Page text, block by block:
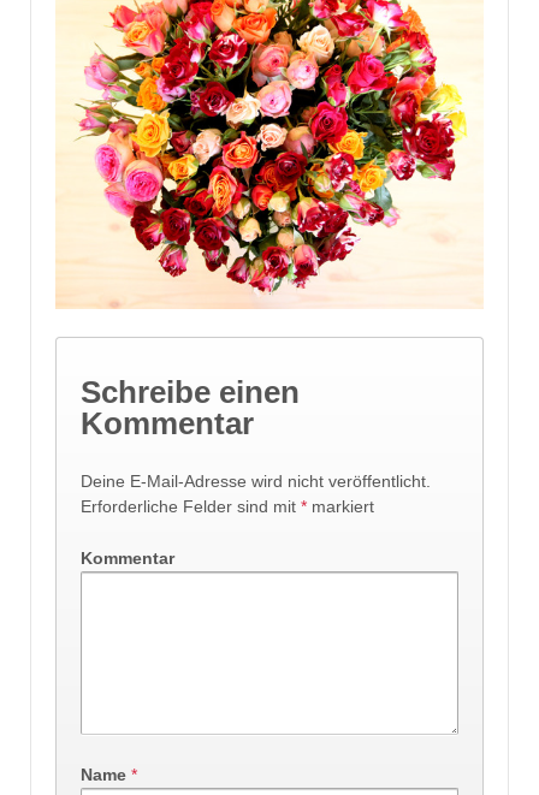
Schreibe einen
Kommentar
Deine E-Mail-Adresse wird nicht veröffentlicht.
Erforderliche Felder sind mit * markiert
Kommentar
Name *